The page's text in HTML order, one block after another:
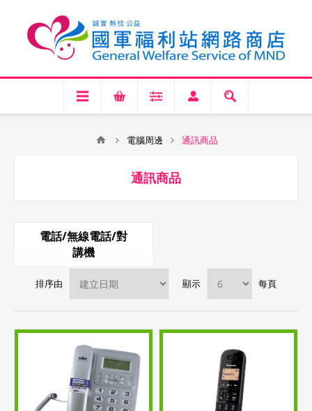
電腦周邊 通訊商品
通訊商品
電話/無線電話/對
講機
排序由 顯示 每頁